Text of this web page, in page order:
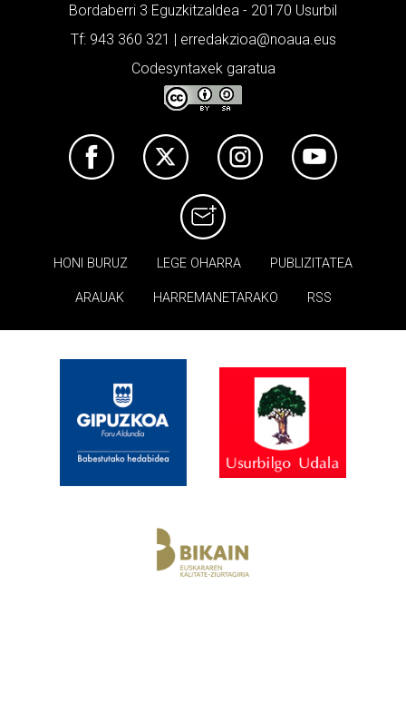
Bordaberri 3 Eguzkitzaldea - 20170 Usurbil
Tf: 943 360 321 | erredakzioa@noaua.eus
Codesyntaxek garatua
HONI BURUZ LEGE OHARRA PUBLIZITATEA
ARAUAK HARREMANETARAKO RSS